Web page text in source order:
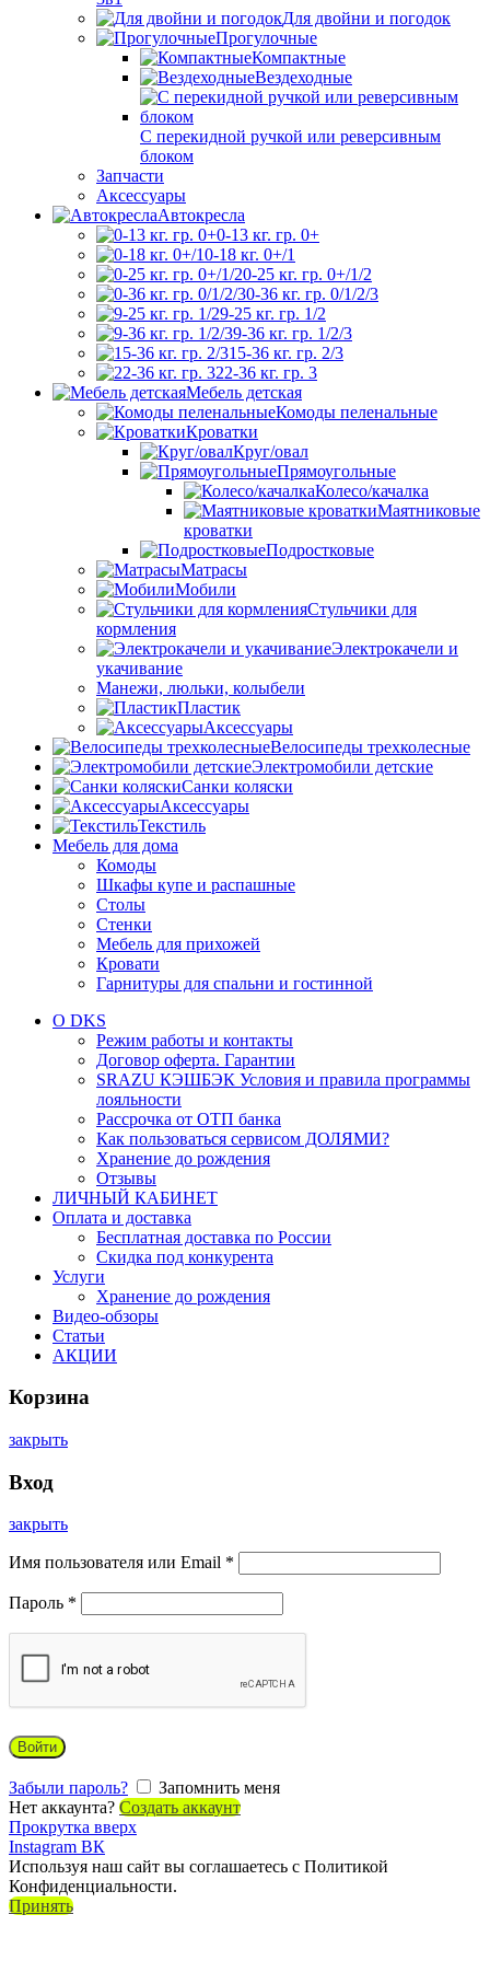
Для двойни и погодок
Прогулочные
Компактные
Вездеходные
С перекидной ручкой или реверсивным
блоком
Запчасти
Аксессуары
Автокресла
0-13 кг. гр. 0+
0-18 кг. 0+/1
0-25 кг. гр. 0+/1/2
0-36 кг. гр. 0/1/2/3
9-25 кг. гр. 1/2
9-36 кг. гр. 1/2/3
15-36 кг. гр. 2/3
22-36 кг. гр. 3
Мебель детская
Комоды пеленальные
Кроватки
Круг/овал
Прямоугольные
Колесо/качалка
Маятниковые
кроватки
Подростковые
Матрасы
Мобили
Стульчики для
кормления
Электрокачели и
укачивание
Манежи, люльки, колыбели
Пластик
Аксессуары
Велосипеды трехколесные
Электромобили детские
Санки коляски
Аксессуары
Текстиль
Мебель для дома
Комоды
Шкафы купе и распашные
Столы
Стенки
Мебель для прихожей
Кровати
Гарнитуры для спальни и гостинной
О DKS
Режим работы и контакты
Договор оферта. Гарантии
SRAZU КЭШБЭК Условия и правила программы
лояльности
Рассрочка от ОТП банка
Как пользоваться сервисом ДОЛЯМИ?
Хранение до рождения
Отзывы
ЛИЧНЫЙ КАБИНЕТ
Оплата и доставка
Бесплатная доставка по России
Скидка под конкурента
Услуги
Хранение до рождения
Видео-обзоры
Статьи
АКЦИИ
Корзина
закрыть
Вход
закрыть
Имя пользователя или Email *
Пароль *
Войти
Забыли пароль?
Запомнить меня
Нет аккаунта? Создать аккаунт
Прокрутка вверх
Instagram ВК
Используя наш сайт вы соглашаетесь с Политикой
Конфиденциальности.
Принять